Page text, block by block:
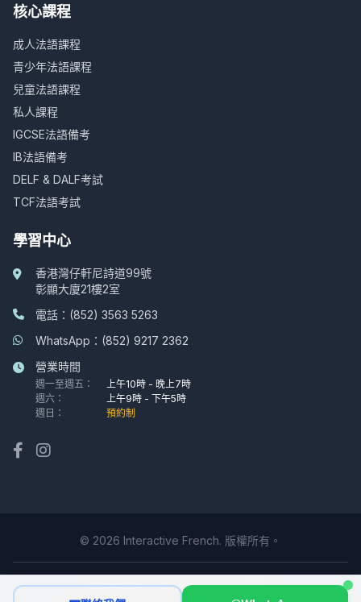
核心課程
成人法語課程
青少年法語課程
兒童法語課程
私人課程
IGCSE法語備考
IB法語備考
DELF & DALF考試
TCF法語考試
學習中心
香港灣仔軒尼詩道99號
彰顯大廈21樓2室
電話：(852) 3563 5263
WhatsApp：(852) 9217 2362
營業時間
週一至週五：
上午10時 - 晚上7時
週六：
上午9時 - 下午5時
週日：
預約制
© 2026 Interactive French. 版權所有。
Interactive Learning Group 成員：